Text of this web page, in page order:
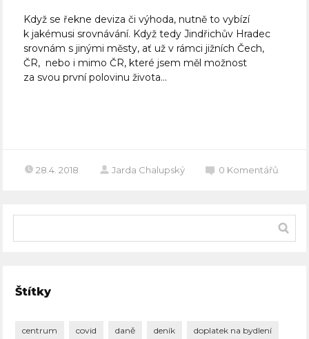
Když se řekne deviza či výhoda, nutně to vybízí
k jakémusi srovnávání. Když tedy Jindřichův Hradec
srovnám s jinými městy, ať už v rámci jižních Čech,
ČR, nebo i mimo ČR, které jsem měl možnost
za svou první polovinu života...
28.4. 2018 Jarda Chalupský 0 Komentářů
Štítky
centrum covid daně deník doplatek na bydlení